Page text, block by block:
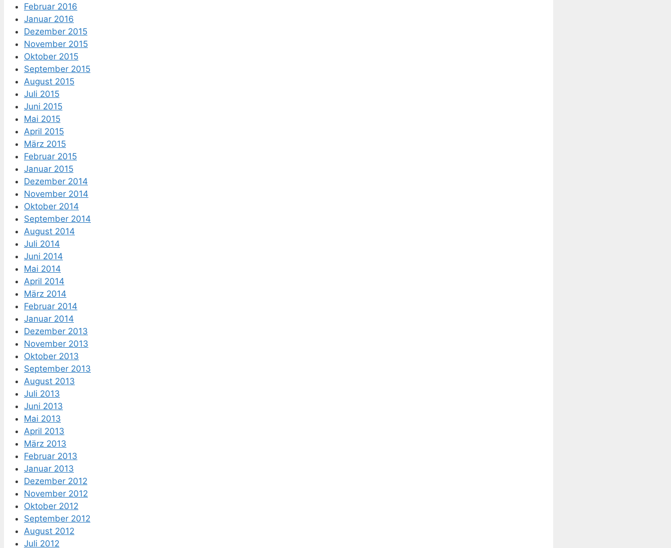
Februar 2016
Januar 2016
Dezember 2015
November 2015
Oktober 2015
September 2015
August 2015
Juli 2015
Juni 2015
Mai 2015
April 2015
März 2015
Februar 2015
Januar 2015
Dezember 2014
November 2014
Oktober 2014
September 2014
August 2014
Juli 2014
Juni 2014
Mai 2014
April 2014
März 2014
Februar 2014
Januar 2014
Dezember 2013
November 2013
Oktober 2013
September 2013
August 2013
Juli 2013
Juni 2013
Mai 2013
April 2013
März 2013
Februar 2013
Januar 2013
Dezember 2012
November 2012
Oktober 2012
September 2012
August 2012
Juli 2012